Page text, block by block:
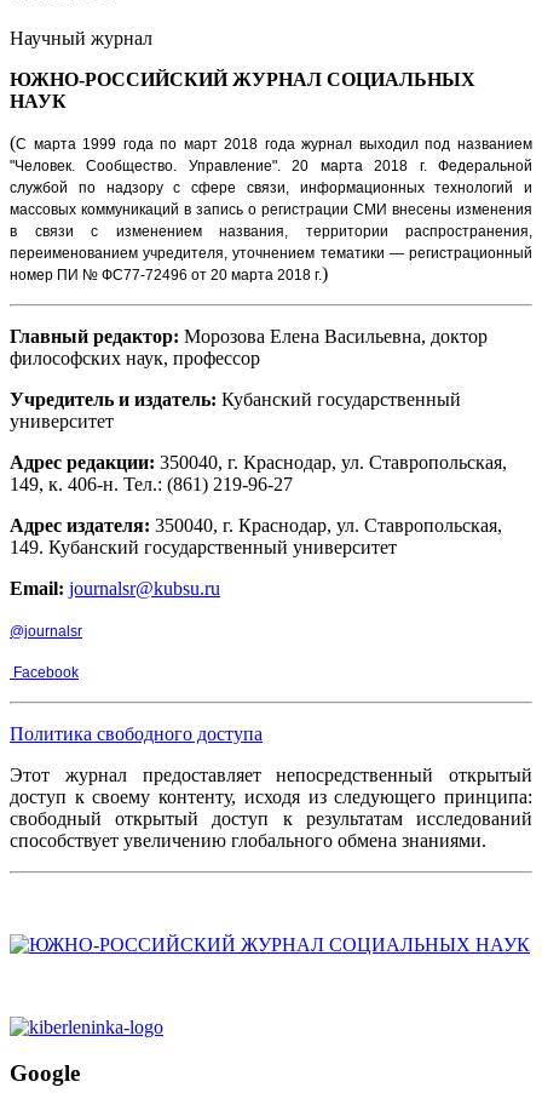
Научный журнал
ЮЖНО-РОССИЙСКИЙ ЖУРНАЛ СОЦИАЛЬНЫХ
НАУК
(С марта 1999 года по март 2018 года журнал выходил под названием
"Человек. Сообщество. Управление".20 марта 2018 г. Федеральной
службой по надзору с сфере связи, информационных технологий и
массовых коммуникаций в запись о регистрации СМИ внесены изменения
в связи с изменением названия, территории распространения,
переименованием учредителя, уточнением тематики — регистрационный
номер ПИ № ФС77-72496 от 20 марта 2018 г.)
Главный редактор: Морозова Елена Васильевна, доктор
философских наук, профессор
Учредитель и издатель: Кубанский государственный
университет
Адрес редакции: 350040, г. Краснодар, ул. Ставропольская,
149, к. 406-н. Тел.: (861) 219-96-27
Адрес издателя: 350040, г. Краснодар, ул. Ставропольская,
149. Кубанский государственный университет
Email: journalsr@kubsu.ru
@journalsr
Facebook
Политика свободного доступа
Этот журнал предоставляет непосредственный открытый
доступ к своему контенту, исходя из следующего принципа:
свободный открытый доступ к результатам исследований
способствует увеличению глобального обмена знаниями.
Google